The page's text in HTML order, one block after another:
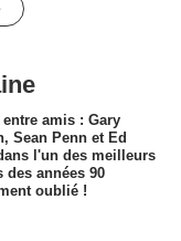
amis : Gary
Sean Penn et Ed
l'un des meilleurs
des années 90
oublié !